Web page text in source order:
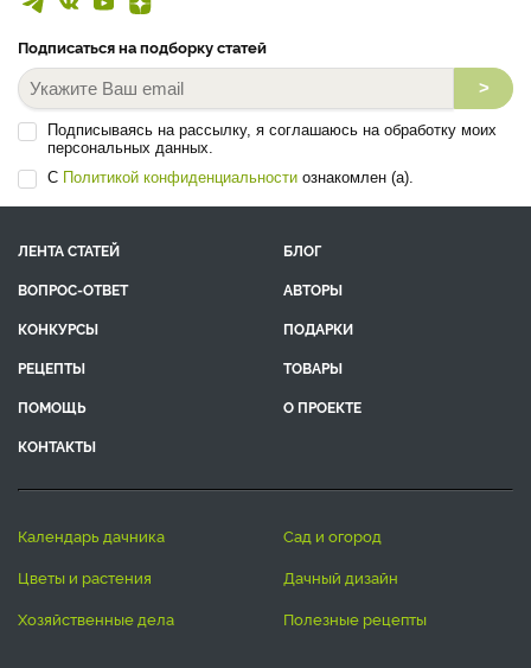
Подписаться на подборку статей
>
Подписываясь на рассылку, я соглашаюсь на обработку моих
персональных данных.
С Политикой конфиденциальности ознакомлен (а).
ЛЕНТА СТАТЕЙ
БЛОГ
ВОПРОС-ОТВЕТ
АВТОРЫ
КОНКУРСЫ
ПОДАРКИ
РЕЦЕПТЫ
ТОВАРЫ
ПОМОЩЬ
О ПРОЕКТЕ
КОНТАКТЫ
календарь дачника
сад и огород
цветы и растения
дачный дизайн
хозяйственные дела
полезные рецепты